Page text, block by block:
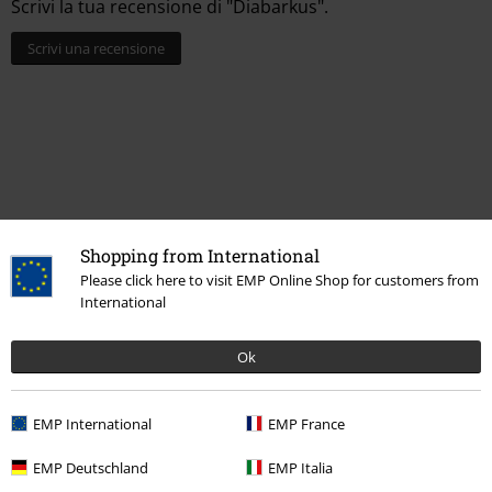
Shopping from International
Please click here to visit EMP Online Shop for customers from
International
Ok
EMP International EMP France
EMP Deutschland EMP Italia
Scrivi la tua recensione di "Diabarkus".
Scrivi una recensione
Altre Categorie. Altre Scelte.
Stile di vita Statuette Statue
Offerte % Articoli per la casa Statuette
Novità Living & Tempo Libero Articoli per la casa